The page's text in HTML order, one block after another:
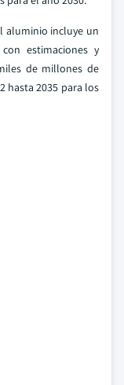
aluminio incluye un
estimaciones y
de millones de
hasta 2035 para los